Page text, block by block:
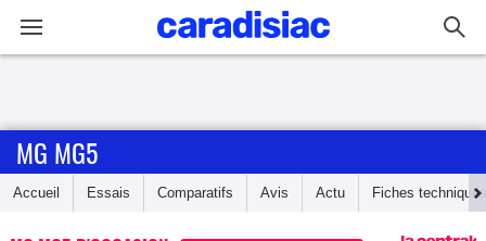
Accueil
MG MG5
Accueil Essais Comparatifs Avis Actu Fiches techniques